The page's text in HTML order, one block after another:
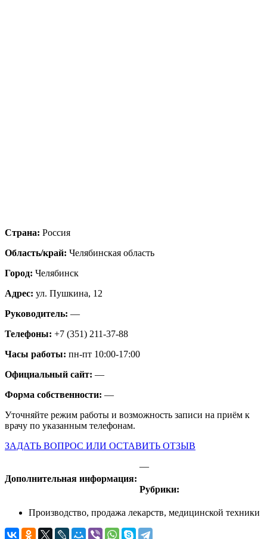
Страна: Россия
Область/край: Челябинская область
Город: Челябинск
Адрес: ул. Пушкина, 12
Руководитель: —
Телефоны: +7 (351) 211-37-88
Часы работы: пн-пт 10:00-17:00
Официальный сайт: —
Форма собственности: —
Уточняйте режим работы и возможность записи на приём к
врачу по указанным телефонам.
ЗАДАТЬ ВОПРОС ИЛИ ОСТАВИТЬ ОТЗЫВ
Дополнительная информация:
—
Рубрики:
Производство, продажа лекарств, медицинской техники